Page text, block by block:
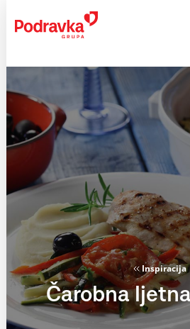
content
Inspiracija
Čarobna